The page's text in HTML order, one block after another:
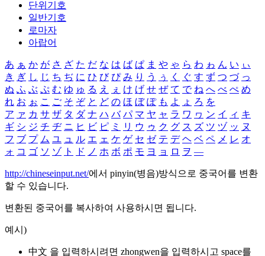
단위기호
일반기호
로마자
아랍어
あ ぁ か が さ ざ た だ な は ば ぱ ま や ゃ ら わ ゎ ん い ぃ
き ぎ し じ ち ぢ に ひ び ぴ み り う ぅ く ぐ す ず つ づ っ
ぬ ふ ぶ ぷ む ゆ ゅ る え ぇ け げ せ ぜ て で ね へ べ ぺ め
れ お ぉ こ ご そ ぞ と ど の ほ ぼ ぽ も よ ょ ろ を
ア ァ カ サ ザ タ ダ ナ ハ バ パ マ ヤ ャ ラ ワ ヮ ン イ ィ キ
ギ シ ジ チ ヂ ニ ヒ ビ ピ ミ リ ウ ゥ ク グ ス ズ ツ ヅ ッ ヌ
フ ブ プ ム ユ ュ ル エ ェ ケ ゲ セ ゼ テ デ ヘ ベ ペ メ レ オ
ォ コ ゴ ソ ゾ ト ド ノ ホ ボ ポ モ ヨ ョ ロ ヲ ―
http://chineseinput.net/에서 pinyin(병음)방식으로 중국어를 변환
할 수 있습니다.
변환된 중국어를 복사하여 사용하시면 됩니다.
예시)
中文 을 입력하시려면 zhongwen을 입력하시고 space를